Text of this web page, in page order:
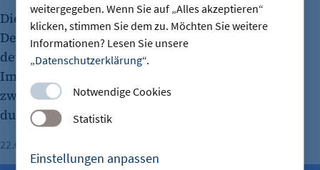
weitergegeben. Wenn Sie auf „Alles akzeptieren“
klicken, stimmen Sie dem zu. Möchten Sie weitere
Informationen? Lesen Sie unsere
„Datenschutzerklärung“.
Notwendige Cookies
Statistik
Einstellungen anpassen
Die Mieten für private Stellplätze sind in
Deutschlands Städten in den vergangenen Jahren
deutlich gestiegen. Laut einer Analyse von
ImmoScout24 erhöhten sich die Angebotsmieten
zwischen 2020 und 2025 bundesweit um
durchschnittlich 28 Prozent.
22.07.2026